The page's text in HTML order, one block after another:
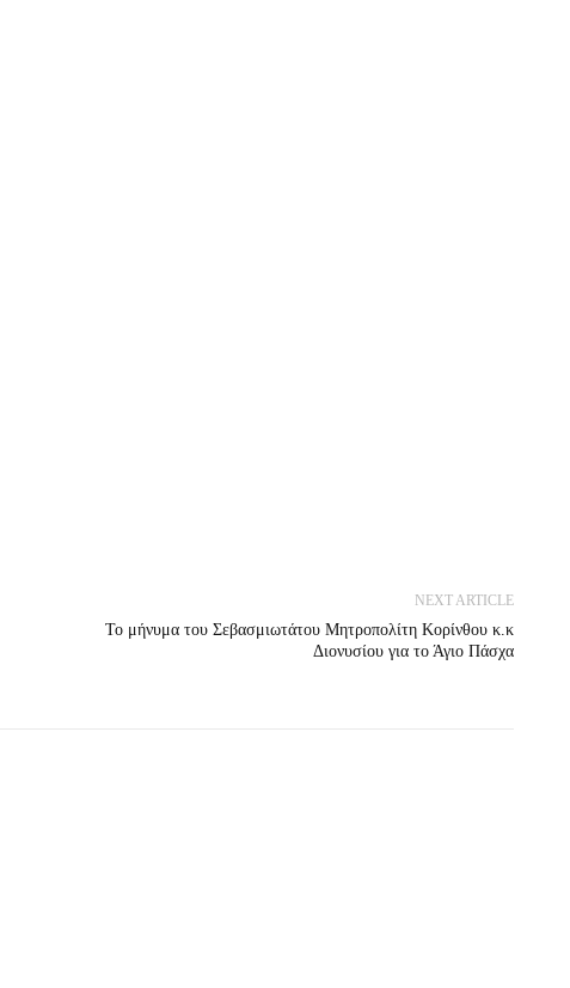
NEXT ARTICLE
Το μήνυμα του Σεβασμιωτάτου Μητροπολίτη Κορίνθου κ.κ
Διονυσίου για το Άγιο Πάσχα